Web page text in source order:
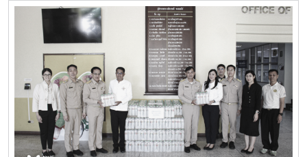
for Graduate Study and Research in Agriculture
(SEARCA) นับเป็นรางวัลเกียรติยศระดับภูมิภาคที่มอบแก่ศิษย์
เก่าทุน SEARCA ผู้มีความสำเร็จโดดเด่นทางวิชาชีพ มีภาวะผู้นำ
และสร้างคุณูปการสำคัญต่อการพัฒนาการเกษตร ชนบท ชุมชน
และสังคมอย่างยั่งยืนรางวัล Outstanding SEARCA
Scholarship Alumni (OSSA) จัดตั้งขึ้นเพื่อเชิดชูเกียรติศิษย์
เก่าผู้ได้รับทุนการศึกษาระดับบัณฑิตศึกษาจาก SEARCA ซึ่งได้
นำองค์ความรู้ ประสบการณ์ และศักยภาพที่ได้รับจากการศึกษา
ไปสร้างคุณประโยชน์ต่อองค์กร ชุมชน ประเทศ และภูมิภาคเอเชีย